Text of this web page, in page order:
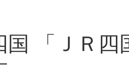
国 「ＪＲ